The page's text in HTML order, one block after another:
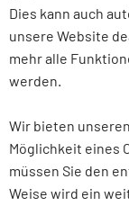
Dies kann auch
unsere Website
mehr alle
werden.
Wir bieten
Möglichkeit eines
müssen Sie den
Weise wird ein